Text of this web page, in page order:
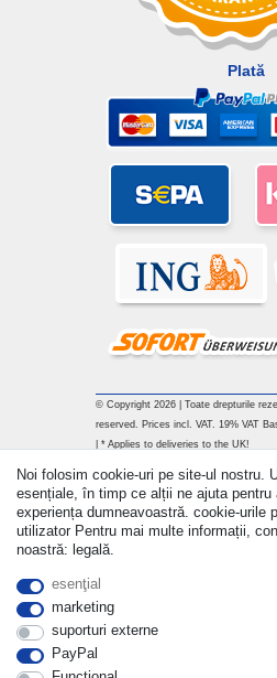
Plată
© Copyright 2026 | Toate drepturile
reserved. Prices incl. VAT. 19% VAT
| * Applies to deliveries to the UK!
Noi folosim cookie-uri pe site-ul nostru.
esențiale, în timp ce alții ne ajuta
experiența dumneavoastră. cookie-urile
utilizator Pentru mai multe informații,
noastră: legală.
esenţial
marketing
suporturi externe
PayPal
Withdraw from
a lua